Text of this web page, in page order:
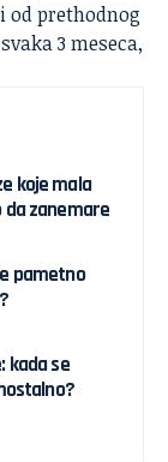
od prethodnog
3 meseca,
koje mala
da zanemare
pametno
kada se